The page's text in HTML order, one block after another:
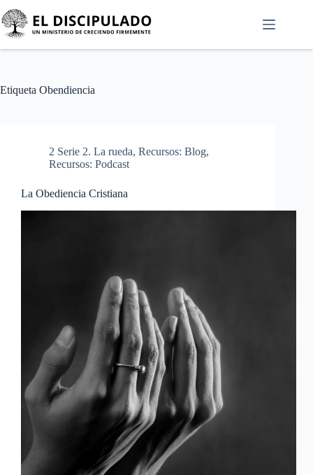
Etiqueta Obendiencia
2 Serie 2. La rueda, Recursos: Blog,
Recursos: Podcast
La Obediencia Cristiana